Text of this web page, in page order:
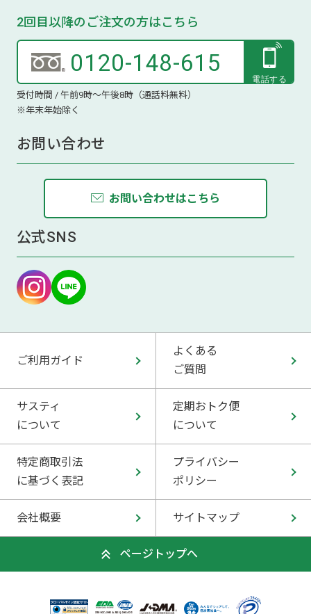
2回目以降のご注文の方はこちら
0120-148-615
受付時間 / 午前9時～午後8時（通話料無料）
※年末年始除く
お問い合わせ
お問い合わせはこちら
公式SNS
ご利用ガイド
よくある
ご質問
サスティ
について
定期おトク便
について
特定商取引法
に基づく表記
プライバシー
ポリシー
会社概要 サイトマップ
ページトップへ